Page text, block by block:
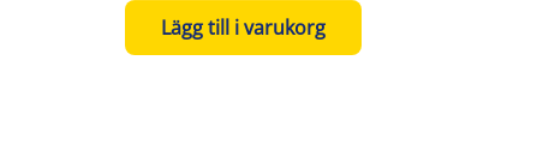
Lägg till i varukorg